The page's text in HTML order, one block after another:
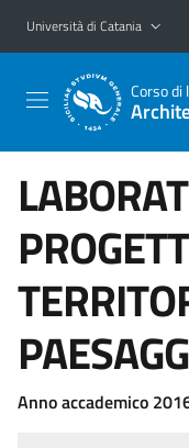
Vai al contenuto
Vai al menu di
Università di Catania
Corso di
Anno accademico